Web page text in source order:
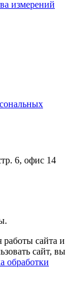
измерений
6, офис 14
сайта и
сайт, вы
обработки